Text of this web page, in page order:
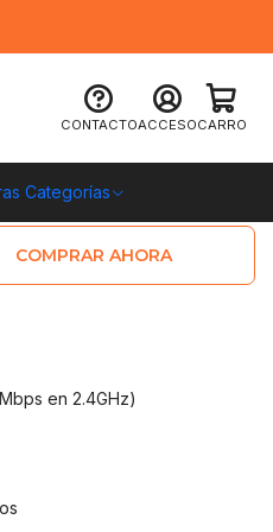
CONTACTOACCESOCARRO
Categorías
AX1500 Wi-Fi
COMPRAR AHORA
en 2.4GHz)